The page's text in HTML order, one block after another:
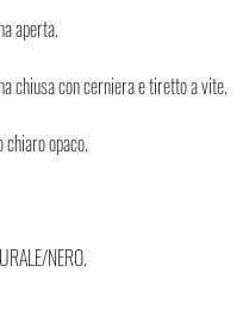
aperta.
chiusa con cerniera e tiretto a vite.
opaco.
NERO.